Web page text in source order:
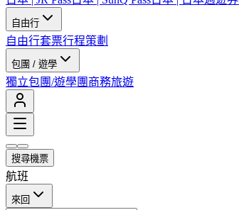
自由行
自由行套票行程策劃
包團 / 遊學
獨立包團/遊學團 商務旅遊
搜尋機票
航班
來回